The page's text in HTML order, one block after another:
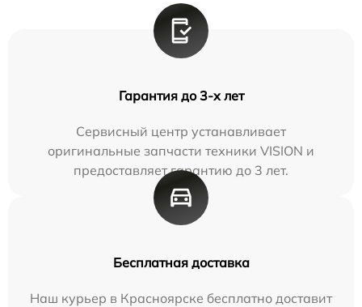
Гарантия до 3-х лет
Сервисный центр устанавливает
оригинальные запчасти техники VISION и
предоставляет гарантию до 3 лет.
Бесплатная доставка
Наш курьер в Красноярске бесплатно доставит